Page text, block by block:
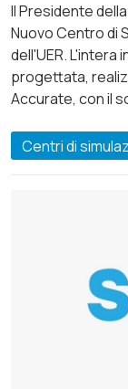
Il Presidente
Nuovo Centro di
dell'UER.
progettata,
Accurate, con il
Centri di